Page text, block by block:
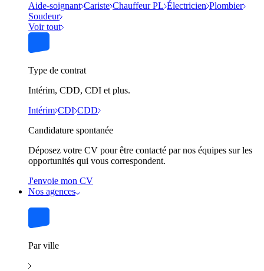
Aide-soignant Cariste Chauffeur PL Électricien Plombier
Soudeur
Voir tout
Type de contrat
Intérim, CDD, CDI et plus.
Intérim CDI CDD
Candidature spontanée
Déposez votre CV pour être contacté par nos équipes sur les
opportunités qui vous correspondent.
J'envoie mon CV
Nos agences
Par ville